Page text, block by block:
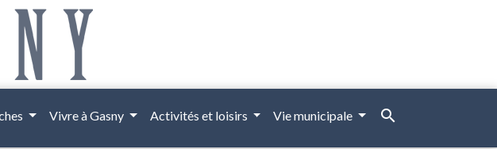
Vivre à Gasny Activités et loisirs Vie municipale search